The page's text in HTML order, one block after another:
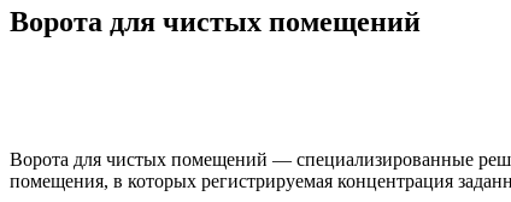
Ворота для чистых помещений
Ворота для чистых помещений — специализированные
помещения, в которых регистрируемая концентрация